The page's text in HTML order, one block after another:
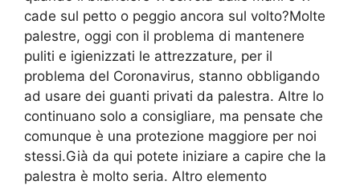
cade sul petto o peggio ancora sul volto?Molte
palestre, oggi con il problema di mantenere
puliti e igienizzati le attrezzature, per il
problema del Coronavirus, stanno obbligando
ad usare dei guanti privati da palestra. Altre lo
continuano solo a consigliare, ma pensate che
comunque è una protezione maggiore per noi
stessi.Già da qui potete iniziare a capire che la
palestra è molto seria. Altro elemento